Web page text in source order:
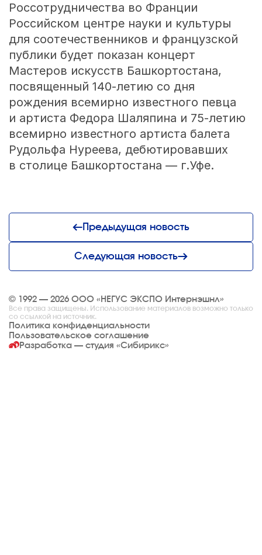
Россотрудничества во Франции
Российском центре науки и культуры
для соотечественников и французской
публики будет показан концерт
Мастеров искусств Башкортостана,
посвященный 140-летию со дня
рождения всемирно известного певца
и артиста Федора Шаляпина и 75-летию
всемирно известного артиста балета
Рудольфа Нуреева, дебютировавших
в столице Башкортостана — г.Уфе.
Предыдущая новость
Следующая новость
© 1992 — 2026 ООО «НЕГУС ЭКСПО Интернэшнл»
Все права защищены. Использование материалов возможно только
со ссылкой на источник.
Политика конфиденциальности
Пользовательское соглашение
Разработка — студия «Сибирикс»